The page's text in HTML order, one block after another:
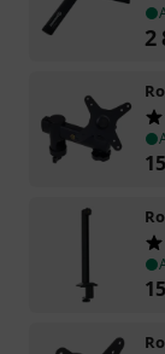
2